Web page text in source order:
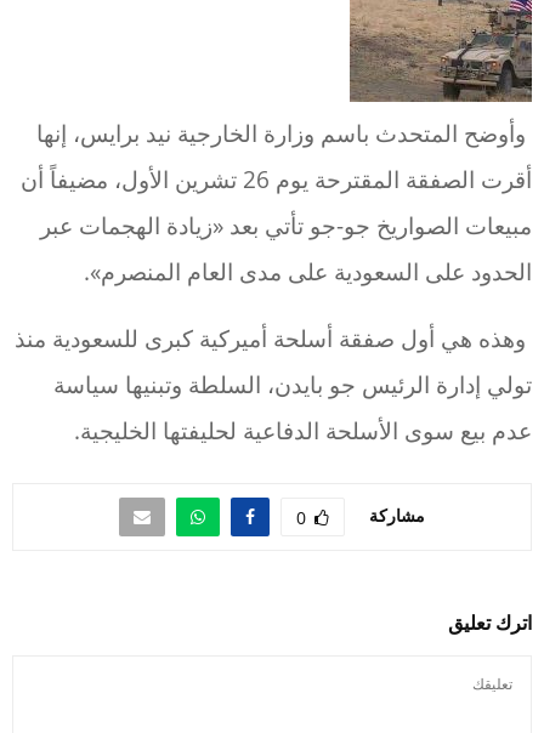
وأوضح المتحدث باسم وزارة الخارجية نيد برايس، إنها
أقرت الصفقة المقترحة يوم 26 تشرين الأول، مضيفاً أن
مبيعات الصواريخ جو-جو تأتي بعد «زيادة الهجمات عبر
الحدود على السعودية على مدى العام المنصرم».
وهذه هي أول صفقة أسلحة أميركية كبرى للسعودية منذ
تولي إدارة الرئيس جو بايدن، السلطة وتبنيها سياسة
عدم بيع سوى الأسلحة الدفاعية لحليفتها الخليجية.
مشاركة 0
اترك تعليق